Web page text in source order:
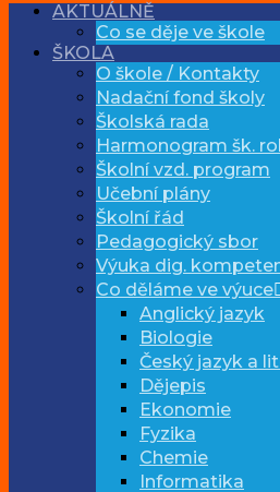
AKTUÁLNĚ
Co se děje ve škole
ŠKOLA
O škole / Kontakty
Nadační fond školy
Školská rada
Harmonogram šk.
Školní vzd. program
Učební plány
Školní řád
Pedagogický sbor
Výuka dig.
Co děláme ve výuce
Anglický jazyk
Biologie
Český jazyk a
Dějepis
Ekonomie
Fyzika
Chemie
Informatika